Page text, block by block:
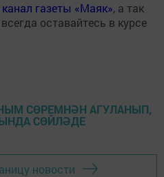
канал газеты «Маяк», а так
оставайтесь в курсе
СӨРЕМНӘН АГУЛАНЫП,
СӨЙЛӘДЕ
новости